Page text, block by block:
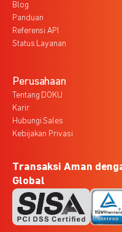
Blog
Panduan
Referensi API
Status Layanan
Perusahaan
Tentang DOKU
Karir
Hubungi Sales
Kebijakan Privasi
Transaksi Aman
Global